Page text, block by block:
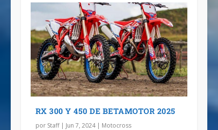
RX 300 Y 450 DE BETAMOTOR 2025
por Staff| Jun 7, 2024| Motocross